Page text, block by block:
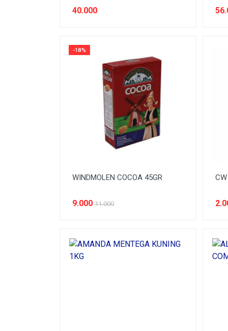
40.000
-18%
WINDMOLEN COCOA 45GR
9.000 11.000